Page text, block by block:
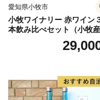
MAIL：
愛知県小牧市
小牧ワイナリー 赤ワイン
本飲み比べセット（小牧
どう100％使用）